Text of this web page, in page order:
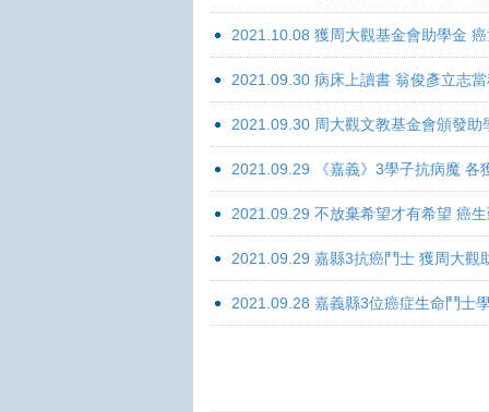
2021.10.08 獲周大觀基金會助學金
2021.09.30 病床上讀書 翁俊彥立志
2021.09.30 周大觀文教基金會頒發
2021.09.29 《嘉義》3學子抗病魔 各
2021.09.29 不放棄希望才有希望 癌
2021.09.29 嘉縣3抗癌鬥士 獲周大觀
2021.09.28 嘉義縣3位癌症生命鬥士